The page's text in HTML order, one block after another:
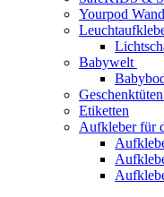
Yourpod
Babywelt
Etiketten
Aufkleber für